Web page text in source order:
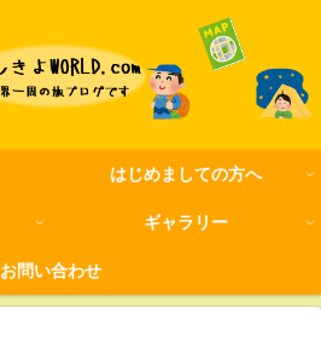
はじめましての方へ
ギャラリー
お問い合わせ